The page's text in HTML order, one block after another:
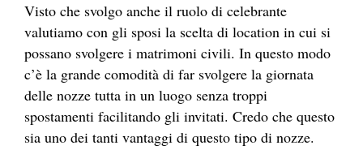
Visto che svolgo anche il ruolo di celebrante
valutiamo con gli sposi la scelta di location in cui si
possano svolgere i matrimoni civili. In questo modo
c’è la grande comodità di far svolgere la giornata
delle nozze tutta in un luogo senza troppi
spostamenti facilitando gli invitati. Credo che questo
sia uno dei tanti vantaggi di questo tipo di nozze.